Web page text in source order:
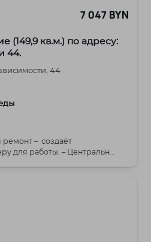
7 047 BYN
кв.м.) по адресу:
44.
44
– создаёт
благоприятную атмосферу для работы. – Центральн...